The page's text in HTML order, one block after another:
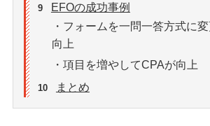
9
EFOの成功事例
・フォームを一問一答方式に
向上
・項目を増やしてCPAが向上
10 まとめ